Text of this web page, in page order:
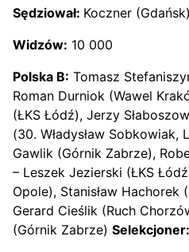
Sędziował: Koczner (Gdańsk)
Widzów: 10 000
Polska B: Tomasz
Roman Durniok (Wawel
(ŁKS Łódź), Jerzy
(30. Władysław Sobkowiak,
Gawlik (Górnik Zabrze),
– Leszek Jezierski (ŁKS
Opole), Stanisław Hachorek
Gerard Cieślik (Ruch
(Górnik Zabrze) Selekcjoner: